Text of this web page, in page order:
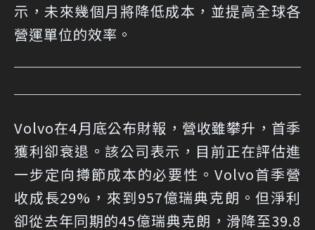
示，未來幾個月將降低成本，並提高全球各
營運單位的效率。
Volvo在4月底公布財報，營收雖攀升，首季
獲利卻衰退。該公司表示，目前正在評估進
一步定向撙節成本的必要性。Volvo首季營
收成長29%，來到957億瑞典克朗。但淨利
卻從去年同期的45億瑞典克朗，滑降至39.8